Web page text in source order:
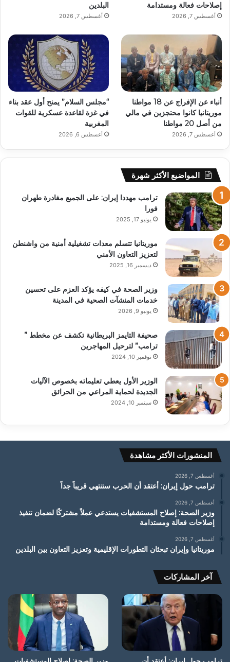
إصلاحات فعالة ومستدامة
أغسطس 7, 2026
البلدين
أغسطس 7, 2026
أنباء عن الإفراج عن 18 مواطنا
موريتانيا كانوا محتجزين في مالي
من أصل 20 مواطنا
أغسطس 7, 2026
“مجلس السلام” يمنح أول عقد بناء
في غزة لقاعدة عسكرية للقوات
المغربية
أغسطس 6, 2026
المواضيع الأكثر شهرة
ترامب مهددا إيران: على الجميع مغادرة طهران
فورا
يونيو 17, 2025
موريتانيا تتسلم معدات تشغيلية أمنية من واشنطن
لتعزيز التعاون الأمني
ديسمبر 16, 2025
وزير الصحة في كيفه يؤكد العزم على تحسين
خدمات المنشآت الصحية في المدينة
يونيو 9, 2026
صحيفة التايمز البريطانية تكشف عن مخطط ”
ترامب” لترحيل المهاجرين
نوفمبر 10, 2024
الوزير الأول يعطي تعليماته بخصوص الآليات
الجديدة لحماية المراعي من الحرائق
سبتمبر 10, 2024
المنشورات الأكثر مشاهدة
أغسطس 7, 2026
ترامب حول إيران: أعتقد أن الحرب ستنتهي قريباً جداً
أغسطس 7, 2026
وزير الصحة: إصلاح المستشفيات يستدعي عملاً مشتركًا لضمان تنفيذ
إصلاحات فعالة ومستدامة
أغسطس 7, 2026
موريتانيا وإيران تبحثان التطورات الإقليمية وتعزيز التعاون بين البلدين
آخر المشاركات